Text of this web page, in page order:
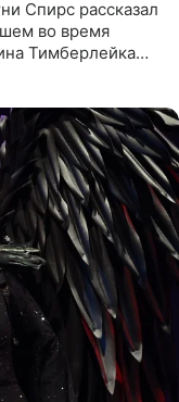
Спирс рассказал
во время
Тимберлейка